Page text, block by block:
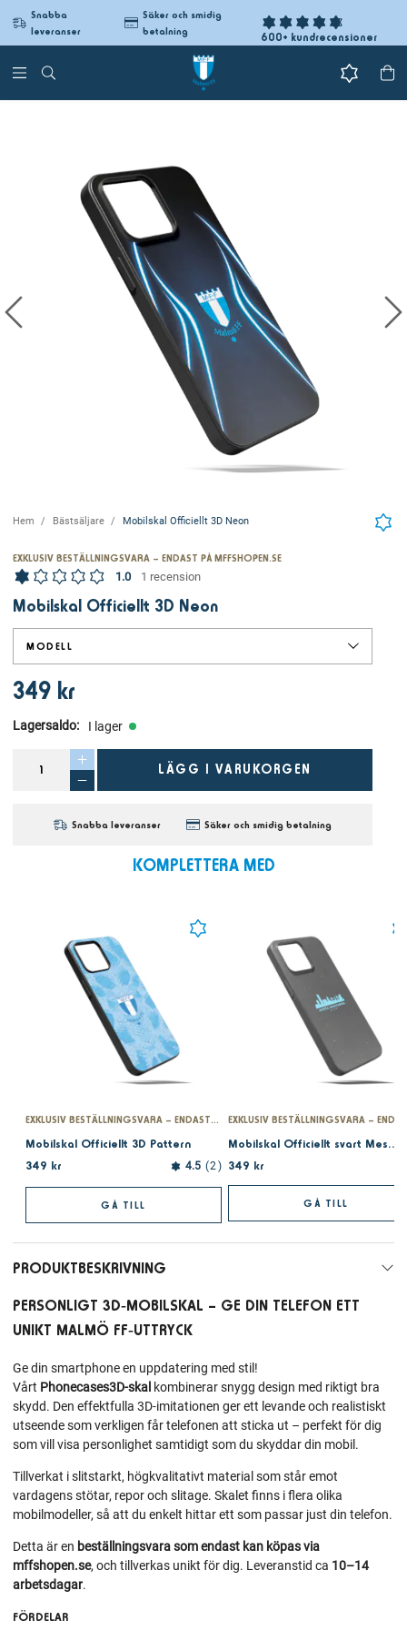
Snabba
leveranser
Säker och smidig
betalning
600+ kundrecensioner
Hem Bästsäljare Mobilskal Officiellt 3D Neon
EXKLUSIV BESTÄLLNINGSVARA – ENDAST PÅ MFFSHOPEN.SE
1.0 1 recension
Mobilskal Officiellt 3D Neon
MODELL
349 kr
Lagersaldo: I lager
LÄGG I VARUKORGEN
Snabba leveranser Säker och smidig betalning
KOMPLETTERA MED
EXKLUSIV BESTÄLLNINGSVARA – ENDAST PÅ MFFSHOPEN.SE
Mobilskal Officiellt 3D Pattern
349 kr
4.5 2
GÅ TILL
Mobilskal Officiellt svart Mesta mästarna
349 kr
GÅ TILL
PRODUKTBESKRIVNING
PERSONLIGT 3D‑MOBILSKAL – GE DIN TELEFON ETT
UNIKT MALMÖ FF‑UTTRYCK
Ge din smartphone en uppdatering med stil!
Vårt Phonecases3D‑skal kombinerar snygg design med riktigt bra
skydd. Den effektfulla 3D‑imitationen ger ett levande och realistiskt
utseende som verkligen får telefonen att sticka ut – perfekt för dig
som vill visa personlighet samtidigt som du skyddar din mobil.
Tillverkat i slitstarkt, högkvalitativt material som står emot
vardagens stötar, repor och slitage. Skalet finns i flera olika
mobilmodeller, så att du enkelt hittar ett som passar just din telefon.
Detta är en beställningsvara som endast kan köpas via
mffshopen.se, och tillverkas unikt för dig. Leveranstid ca 10–14
arbetsdagar.
FÖRDELAR